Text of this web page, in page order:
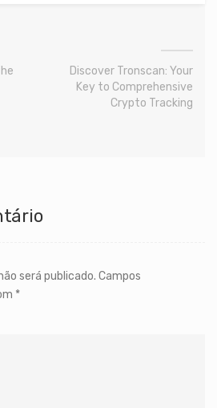
Discover Tronscan: Your
Key to Comprehensive
Crypto Tracking
será publicado. Campos
*